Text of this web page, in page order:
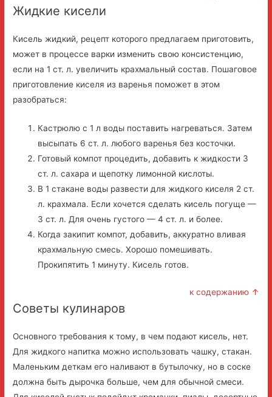
Жидкие кисели
Кисель жидкий, рецепт которого предлагаем приготовить,
может в процессе варки изменить свою консистенцию,
если на 1 ст. л. увеличить крахмальный состав. Пошаговое
приготовление киселя из варенья поможет в этом
разобраться:
Кастрюлю с 1 л воды поставить нагреваться. Затем
высыпать 6 ст. л. любого варенья без косточки.
Готовый компот процедить, добавить к жидкости 3
ст. л. сахара и щепотку лимонной кислоты.
В 1 стакане воды развести для жидкого киселя 2 ст.
л. крахмала. Если хочется сделать кисель погуще —
3 ст. л. Для очень густого — 4 ст. л. и более.
Когда закипит компот, добавить, аккуратно вливая
крахмальную смесь. Хорошо помешивать.
Прокипятить 1 минуту. Кисель готов.
к содержанию ↑
Советы кулинаров
Основного требования к тому, в чем подают кисель, нет.
Для жидкого напитка можно использовать чашку, стакан.
Маленьким деткам его наливают в бутылочку, но в соске
должна быть дырочка больше, чем для обычной смеси.